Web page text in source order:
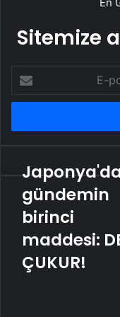
Sitemize
posta
adresinizi
Japonya'da
gündemin
birinci
maddesi:
DEV
ÇUKUR!
gündemin
birinci
maddesi:
ÇUKUR!